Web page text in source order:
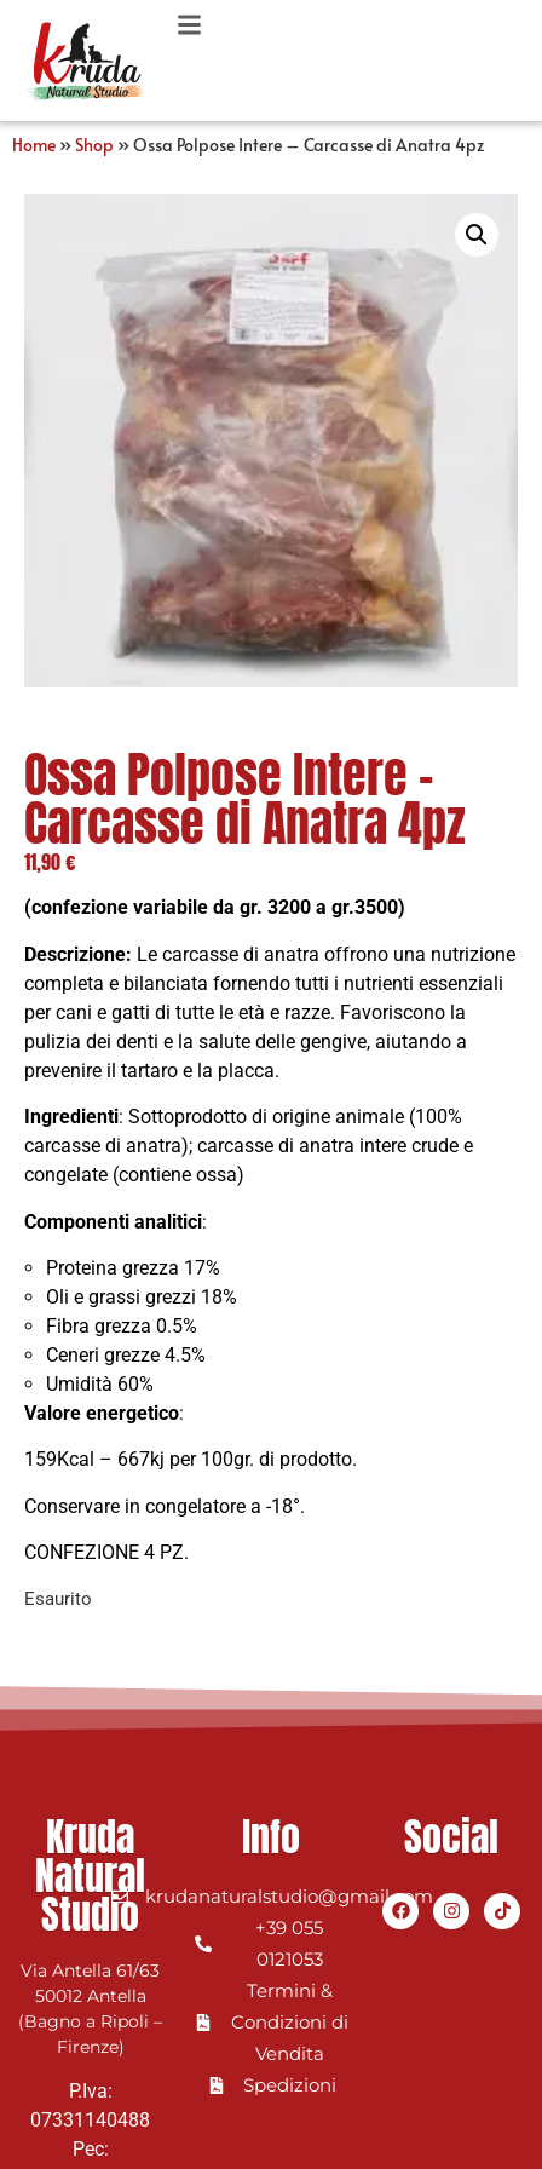
Home »Shop »Ossa Polpose Intere – Carcasse di Anatra 4pz
Ossa Polpose Intere –
Carcasse di Anatra 4pz
11,90€
(confezione variabile da gr. 3200 a gr.3500)
Descrizione: Le carcasse di anatra offrono una nutrizione
completa e bilanciata fornendo tutti i nutrienti essenziali
per cani e gatti di tutte le età e razze. Favoriscono la
pulizia dei denti e la salute delle gengive, aiutando a
prevenire il tartaro e la placca.
Ingredienti: Sottoprodotto di origine animale (100%
carcasse di anatra); carcasse di anatra intere crude e
congelate (contiene ossa)
Componenti analitici:
Proteina grezza 17%
Oli e grassi grezzi 18%
Fibra grezza 0.5%
Ceneri grezze 4.5%
Umidità 60%
Valore energetico:
159Kcal – 667kj per 100gr. di prodotto.
Conservare in congelatore a -18°.
CONFEZIONE 4 PZ.
Esaurito
Kruda
Natural
Studio
Via Antella 61/63
50012 Antella
(Bagno a Ripoli –
Firenze)
P.Iva:
07331140488
Pec:
Info
krudanaturalstudio@gmail.com
+39 055
0121053
Termini &
Condizioni di
Vendita
Spedizioni
Social